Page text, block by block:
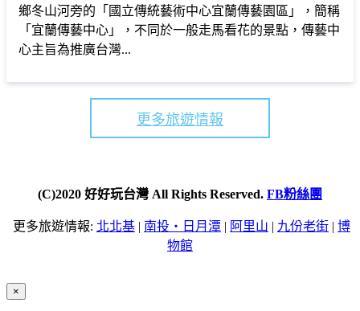
鄉冬山河旁的「國立傳統藝術中心宜蘭傳藝園區」，簡稱
「宜蘭傳藝中心」，不同於一般走馬看花的景點，傳藝中
心主旨為推廣台灣...
更多旅遊情報
(C)2020 好好玩台灣 All Rights Reserved. FB粉絲團
更多旅遊情報: 北北基 | 南投・日月潭 | 阿里山 | 九份老街 | 博
物館
×